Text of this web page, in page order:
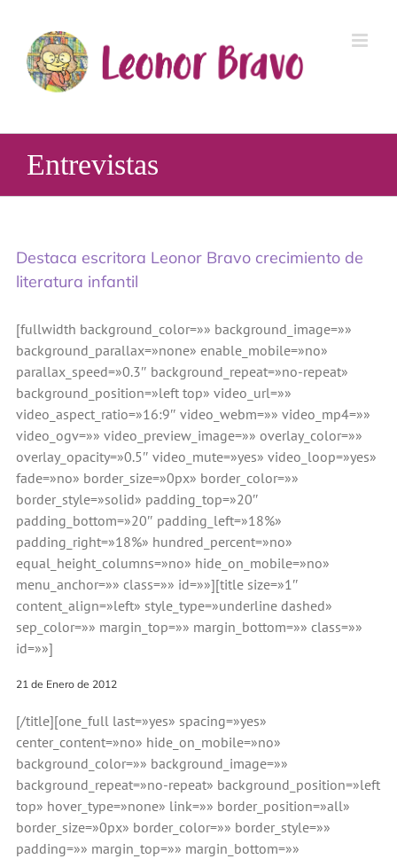
contenido
Entrevistas
Destaca escritora Leonor Bravo crecimiento de
literatura infantil
[fullwidth background_color=»» background_image=»»
background_parallax=»none» enable_mobile=»no»
parallax_speed=»0.3″ background_repeat=»no-repeat»
background_position=»left top» video_url=»»
video_aspect_ratio=»16:9″ video_webm=»» video_mp4=»»
video_ogv=»» video_preview_image=»» overlay_color=»»
overlay_opacity=»0.5″ video_mute=»yes» video_loop=»yes»
fade=»no» border_size=»0px» border_color=»»
border_style=»solid» padding_top=»20″
padding_bottom=»20″ padding_left=»18%»
padding_right=»18%» hundred_percent=»no»
equal_height_columns=»no» hide_on_mobile=»no»
menu_anchor=»» class=»» id=»»][title size=»1″
content_align=»left» style_type=»underline dashed»
sep_color=»» margin_top=»» margin_bottom=»» class=»»
id=»»]
21 de Enero de 2012
[/title][one_full last=»yes» spacing=»yes»
center_content=»no» hide_on_mobile=»no»
background_color=»» background_image=»»
background_repeat=»no-repeat» background_position=»left
top» hover_type=»none» link=»» border_position=»all»
border_size=»0px» border_color=»» border_style=»»
padding=»» margin_top=»» margin_bottom=»»